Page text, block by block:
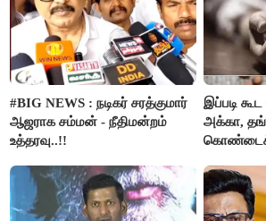
#BIG NEWS : நடிகர் சரத்குமார்
ஆஜராக சம்மன் - நீதிமன்றம்
உத்தரவு..!!
இப்படி
அக்கா,